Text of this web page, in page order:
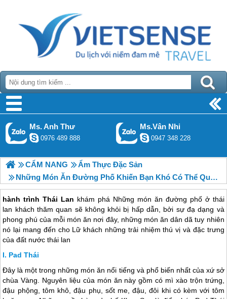
Ms. Anh Thư
0976 489 888
Ms.Vân Nhi
0947 348 228
CẨM NANG
Ẩm Thực Đặc Sản
Những Món Ăn Đường Phố Khiến Bạn Khó Có Thể Quên Tại Thái Lan
hành trình Thái Lan khám phá Những món ăn đường phố ở thái
lan khách thăm quan sẽ không khỏi bị hấp dẫn, bởi sự đạ dạng và
phong phú của mỗi món ăn nơi đây, những món ăn dân dã tuy nhiên
nó lại mang đến cho Lữ khách những trải nhiệm thú vị và đặc trưng
của đất nước thái lan
Pad Thái
Đây là một trong những món ăn nổi tiếng và phổ biến nhất của xứ sở
chùa Vàng. Nguyên liệu của món ăn này gồm có mì xào trộn trứng,
đậu phộng, tôm khô, đậu phụ, sốt me, đậu, đôi khi có kèm với tôm